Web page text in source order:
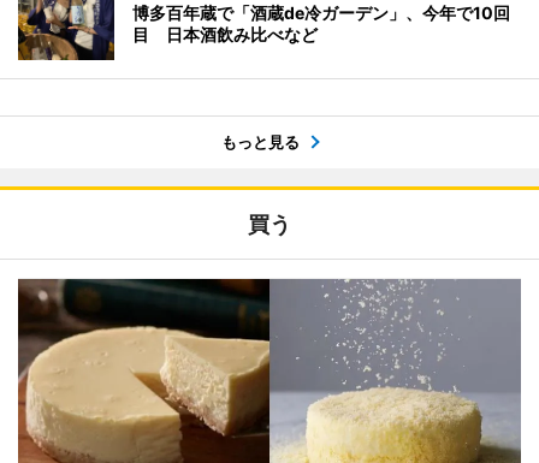
博多百年蔵で「酒蔵de冷ガーデン」、今年で10回
目 日本酒飲み比べなど
もっと見る
買う